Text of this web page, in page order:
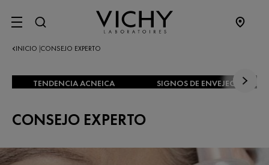
SITE MENU
INICIO CONSEJO EXPERTO
TENDENCIA ACNEICA SIGNOS DE ENVEJECIMIENTO
CONSEJO EXPERTO